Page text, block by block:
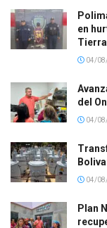
en
04/
del
04/
04/
Plan